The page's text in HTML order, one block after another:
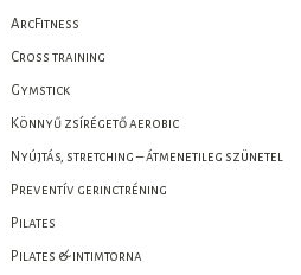
ArcFitness
Cross training
Gymstick
Könnyű zsírégető aerobic
Nyújtás, stretching – átmenetileg szünetel
Preventív gerinctréning
Pilates
Pilates & intimtorna